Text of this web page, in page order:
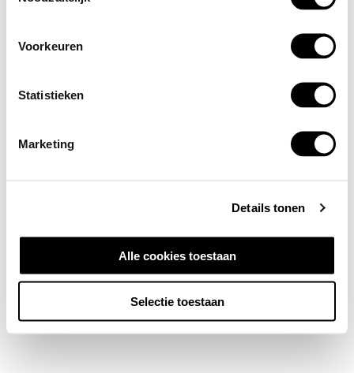
Voorkeuren
Statistieken
Marketing
Details tonen
Alle cookies toestaan
Selectie toestaan